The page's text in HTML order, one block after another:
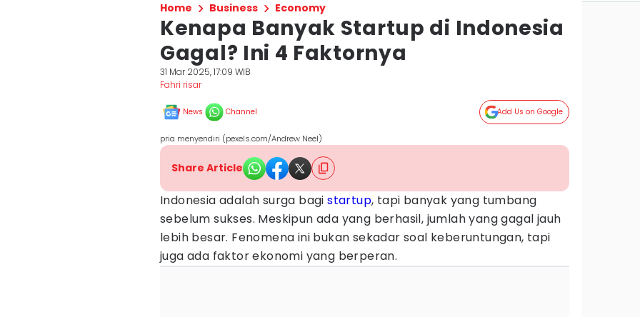
Home Business Economy
Kenapa Banyak Startup di Indonesia
Gagal? Ini 4 Faktornya
31 Mar 2025, 17:09 WIB
Fahri risar
News Channel Add Us on Google
pria menyendiri (pexels.com/Andrew Neel)
Share Article
Indonesia adalah surga bagistartup, tapi banyak yang tumbang
sebelum sukses. Meskipun ada yang berhasil, jumlah yang gagal jauh
lebih besar. Fenomena ini bukan sekadar soal keberuntungan, tapi
juga ada faktor ekonomi yang berperan.